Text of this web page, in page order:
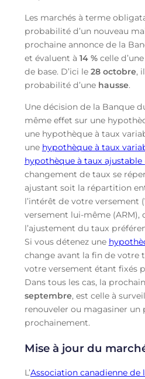
Les marchés à terme
probabilité d’un nouveau
prochaine annonce de la
et évaluent à 14 %celle d’une
de base. D’ici le 28 octobre,
probabilité d’une hausse.
Une décision de la Banque
même effet sur une
une hypothèque à taux
une hypothèque à taux
hypothèque à taux ajustable
changement de taux se
ajustant soit la répartition
l’intérêt de votre versement
versement lui-même (ARM),
l’ajustement du taux
Si vous détenez une
change avant la fin de votre
votre versement étant fixés
Dans tous les cas, la
septembre, est celle à
renouveler ou magasiner
prochainement.
Mise à jour du
L’Association canadienne de